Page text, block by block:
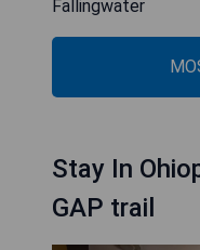
Fallingwater
Stay In
GAP trail